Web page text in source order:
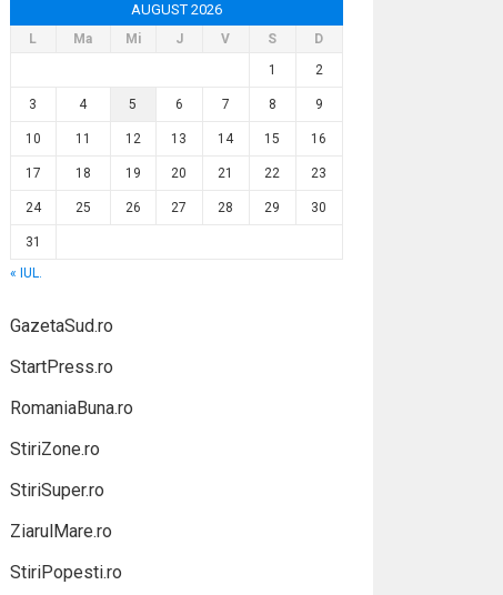
AUGUST 2026
L Ma Mi J V S
D
1
2
3 4 5 6 7 8 9
10 11 12 13 14 15 16
17 18 19 20 21 22 23
24 25 26 27 28 29 30
31
« IUL.
GazetaSud.ro
StartPress.ro
RomaniaBuna.ro
StiriZone.ro
StiriSuper.ro
ZiarulMare.ro
StiriPopesti.ro